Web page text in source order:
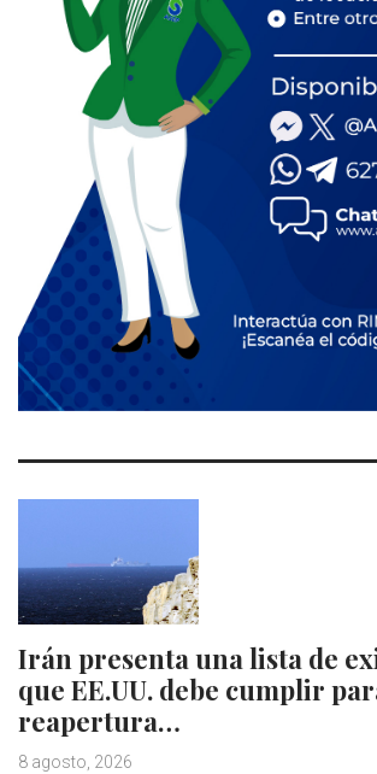
Irán presenta una lista de
que EE.UU. debe cumplir
reapertura…
8 agosto, 2026